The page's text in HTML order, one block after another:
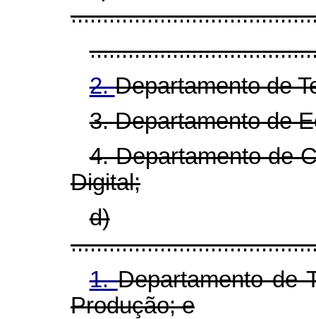
2.Departamento de
3. Departamento de
4. Departamento de
Digital;
d)
1.Departamento de
Produção; e